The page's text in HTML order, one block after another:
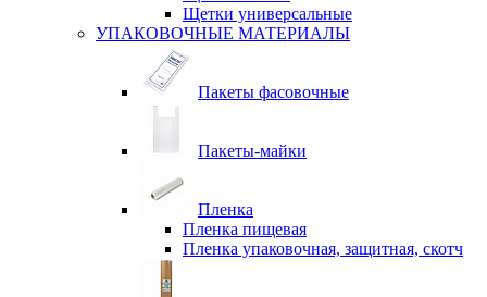
Щетки универсальные
УПАКОВОЧНЫЕ МАТЕРИАЛЫ
Пакеты фасовочные
Пакеты-майки
Пленка
Пленка пищевая
Пленка упаковочная, защитная, скотч